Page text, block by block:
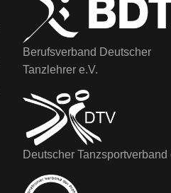
Berufsverband Deutscher
Tanzlehrer e.V.
Deutscher Tanzsportverband